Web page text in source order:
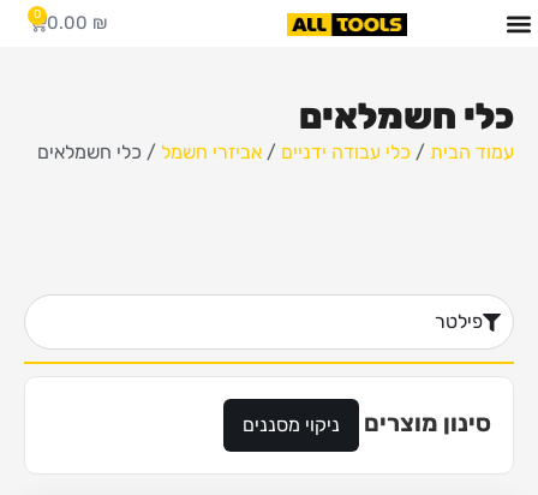
0.00 ₪
0
כלי חשמלאים
עמוד הבית / כלי עבודה ידניים / אביזרי חשמל / כלי חשמלאים
פילטר
סינון מוצרים ניקוי מסננים